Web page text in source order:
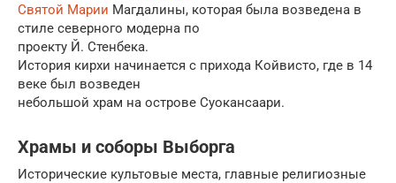
Святой Марии Магдалины, которая была возведена в
стиле северного модерна по
проекту Й. Стенбека.
История кирхи начинается с прихода Койвисто, где в 14
веке был возведен
небольшой храм на острове Суокансаари.
Храмы и соборы Выборга
Исторические культовые места, главные религиозные